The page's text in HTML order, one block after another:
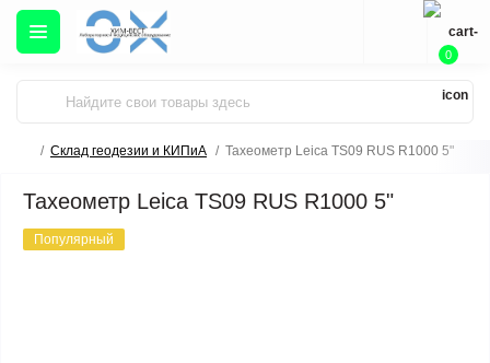
0
Склад геодезии и КИПиА Тахеометр Leica TS09 RUS R1000 5"
Тахеометр Leica TS09 RUS R1000 5"
Популярный